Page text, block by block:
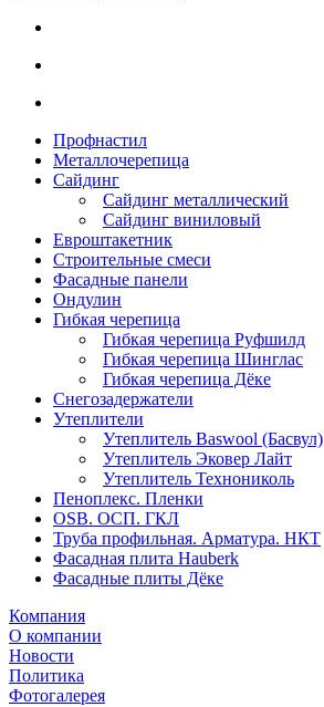
Профнастил
Металлочерепица
Сайдинг
Сайдинг металлический
Сайдинг виниловый
Евроштакетник
Строительные смеси
Фасадные панели
Ондулин
Гибкая черепица
Гибкая черепица Руфшилд
Гибкая черепица Шинглас
Гибкая черепица Дёке
Снегозадержатели
Утеплители
Утеплитель Baswool (Басвул)
Утеплитель Эковер Лайт
Утеплитель Технониколь
Пеноплекс. Пленки
OSB. ОСП. ГКЛ
Труба профильная. Арматура. НКТ
Фасадная плита Hauberk
Фасадные плиты Дёке
Компания
О компании
Новости
Политика
Фотогалерея